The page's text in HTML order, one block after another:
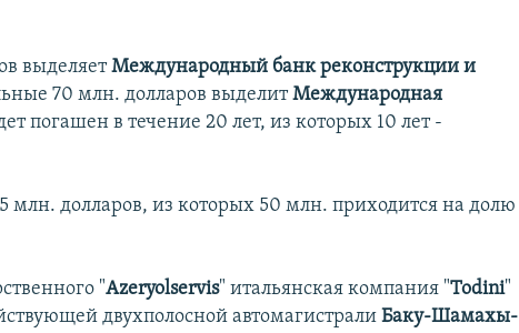
выделяетМеждународный банк реконструкции и
70 млн. долларов выделитМеждународная
погашен в течение 20 лет, из которых 10 лет -
млн. долларов, из которых 50 млн. приходится на долю
"Azeryolservis" итальянская компания "Todini"
двухполосной автомагистрали Баку-Шамахы-